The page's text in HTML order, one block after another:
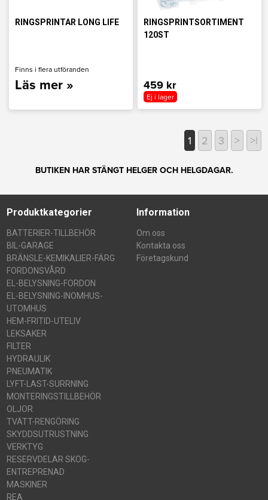
RINGSPRINTAR LONG LIFE
Finns i flera utföranden
Läs mer »
RINGSPRINTSORTIMENT
120ST
459 kr
Ej i lager
1 2 3 > >|
BUTIKEN HAR STÄNGT HELGER OCH HELGDAGAR.
Produktkategorier
BATTERIER-TILLBEHÖR
BIL-GARAGE
BRÄNSLE-KEMIKALIER-FÄRG
FORDONSVÅRD
EL-BELYSNING-FORDON
EL-BELYSNING-INOMHUS-
UTOMHUS
HEM-FRITID-UTELIV
LEKSAKER
FILTER
HYDRAULIK
PNEUMATIK
LYFT-LAST-SURRNING
MONTERINGSTILLBEHÖR
OLJOR
TVÄTT-RENGÖRING
SKYDDSUTRUSTNING
VERKTYG
RESERVDELAR SKOG-
ENTREPRENAD
MASKINER
REA
Information
Om oss
Kontakta oss
Företagskund